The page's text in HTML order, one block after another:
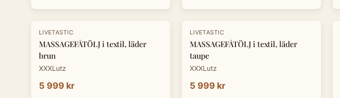
LIVETASTIC
MASSAGEFÅTÖLJ i textil, läder
brun
XXXLutz
5 999 kr
LIVETASTIC
MASSAGEFÅTÖLJ i textil, läder
taupe
XXXLutz
5 999 kr